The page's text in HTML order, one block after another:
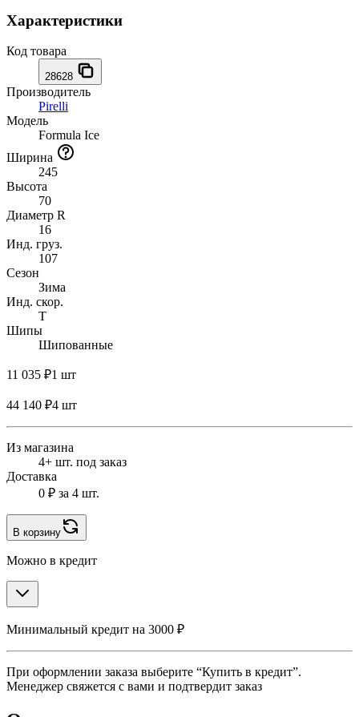
Характеристики
Код товара
28628
Производитель
Pirelli
Модель
Formula Ice
Ширина
245
Высота
70
Диаметр R
16
Инд. груз.
107
Сезон
Зима
Инд. скор.
T
Шипы
Шипованные
11 035 ₽1 шт
44 140 ₽4 шт
Из магазина
4+ шт. под заказ
Доставка
0 ₽ за 4 шт.
В корзину
Можно в кредит
Минимальный кредит на 3000 ₽
При оформлении заказа выберите “Купить в кредит”.
Менеджер свяжется с вами и подтвердит заказ